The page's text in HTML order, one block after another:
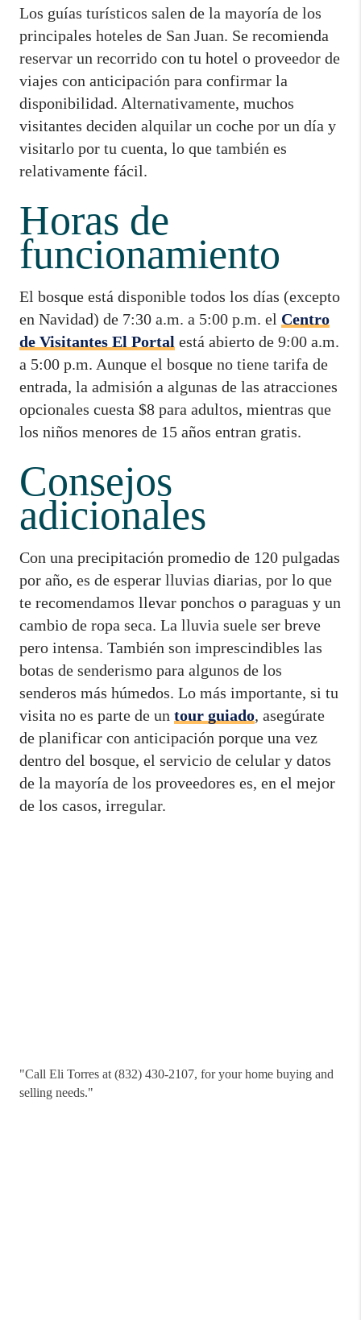
Los guías turísticos salen de la mayoría de los
principales hoteles de San Juan. Se recomienda
reservar un recorrido con tu hotel o proveedor de
viajes con anticipación para confirmar la
disponibilidad. Alternativamente, muchos
visitantes deciden alquilar un coche por un día y
visitarlo por tu cuenta, lo que también es
relativamente fácil.
Horas de
funcionamiento
El bosque está disponible todos los días (excepto
en Navidad) de 7:30 a.m. a 5:00 p.m. el Centro
de Visitantes El Portal está abierto de 9:00 a.m.
a 5:00 p.m. Aunque el bosque no tiene tarifa de
entrada, la admisión a algunas de las atracciones
opcionales cuesta $8 para adultos, mientras que
los niños menores de 15 años entran gratis.
Consejos
adicionales
Con una precipitación promedio de 120 pulgadas
por año, es de esperar lluvias diarias, por lo que
te recomendamos llevar ponchos o paraguas y un
cambio de ropa seca. La lluvia suele ser breve
pero intensa. También son imprescindibles las
botas de senderismo para algunos de los
senderos más húmedos. Lo más importante, si tu
visita no es parte de un tour guiado, asegúrate
de planificar con anticipación porque una vez
dentro del bosque, el servicio de celular y datos
de la mayoría de los proveedores es, en el mejor
de los casos, irregular.
"Call Eli Torres at (832) 430-2107, for your home buying and
selling needs."